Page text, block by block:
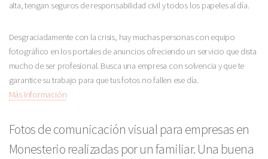
alta, tengan seguros de responsabilidad civil y todos los papeles al día.
Desgraciadamente con la crisis, hay muchas personas con equipo
fotográfico en los portales de anuncios ofreciendo un servicio que dista
mucho de ser profesional. Busca una empresa con solvencia y que te
garantice su trabajo para que tus fotos no fallen ese día.
Más Información
Fotos de comunicación visual para empresas en
Monesterio realizadas por un familiar. Una buena